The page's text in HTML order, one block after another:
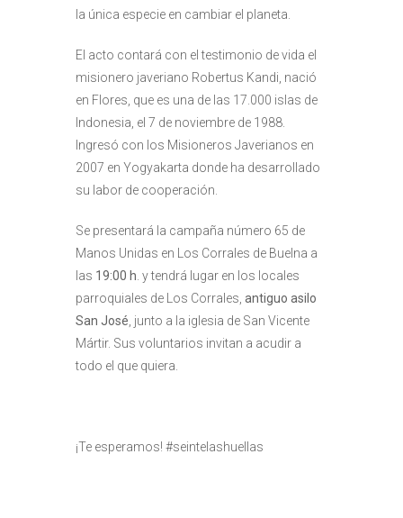
la única especie en cambiar el planeta.
El acto contará con el testimonio de vida el
misionero javeriano Robertus Kandi, nació
en Flores, que es una de las 17.000 islas de
Indonesia, el 7 de noviembre de 1988.
Ingresó con los Misioneros Javerianos en
2007 en Yogyakarta donde ha desarrollado
su labor de cooperación.
Se presentará la campaña número 65 de
Manos Unidas en Los Corrales de Buelna a
las 19:00 h . y tendrá lugar en los locales
parroquiales de Los Corrales, antiguo asilo
San José , junto a la iglesia de San Vicente
Mártir. Sus voluntarios invitan a acudir a
todo el que quiera.
¡Te esperamos! #seintelashuellas